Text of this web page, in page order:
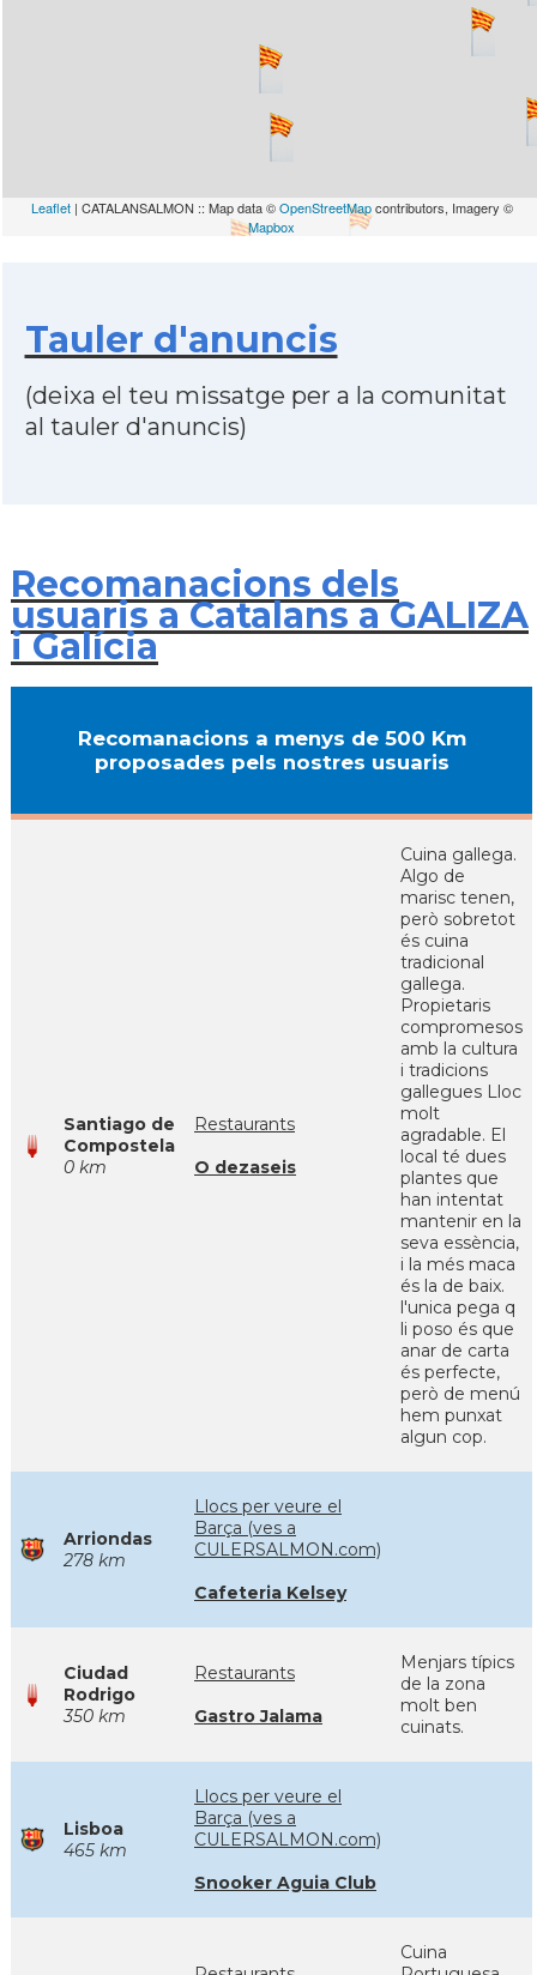
Leaflet| CATALANSALMON :: Map data ©OpenStreetMapcontributors, Imagery ©
Mapbox
Tauler d'anuncis
(deixa el teu missatge per a la comunitat
al tauler d'anuncis)
Recomanacions dels
usuaris a Catalans a GALIZA
i Galícia
Recomanacions a menys de 500 Km
proposades pels nostres usuaris
Santiago de
Compostela
0 km
Restaurants
O dezaseis
Cuina gallega.
Algo de
marisc tenen,
però sobretot
és cuina
tradicional
gallega.
Propietaris
compromesos
amb la cultura
i tradicions
gallegues Lloc
molt
agradable. El
local té dues
plantes que
han intentat
mantenir en la
seva essència,
i la més maca
és la de baix.
l'unica pega q
li poso és que
anar de carta
és perfecte,
però de menú
hem punxat
algun cop.
Arriondas
278 km
Llocs per veure el
Barça (ves a
CULERSALMON.com)
Cafeteria Kelsey
Ciudad
Rodrigo
350 km
Restaurants
Gastro Jalama
Menjars típics
de la zona
molt ben
cuinats.
Lisboa
465 km
Llocs per veure el
Barça (ves a
CULERSALMON.com)
Snooker Aguia Club
Cuina